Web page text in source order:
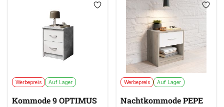
Werbepreis Auf Lager
Kommode 9 OPTIMUS
Werbepreis Auf Lager
Nachtkommode PEPE